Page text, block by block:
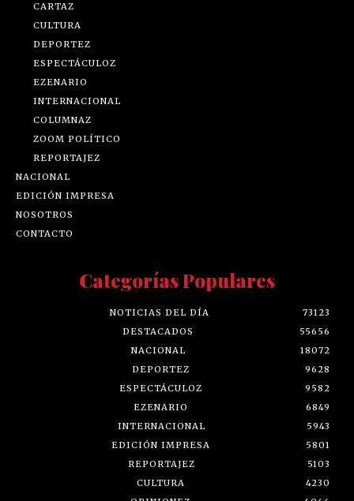
CARTAZ
CULTURA
DEPORTEZ
ESPECTÁCULOZ
EZENARIO
INTERNACIONAL
COLUMNAZ
ZOOM POLÍTICO
REPORTAJEZ
NACIONAL
EDICIÓN IMPRESA
NOSOTROS
CONTACTO
Categorías Populares
NOTICIAS DEL DÍA
73123
DESTACADOS
55656
NACIONAL
18072
DEPORTEZ
9628
ESPECTÁCULOZ
9582
EZENARIO
6849
INTERNACIONAL
5943
EDICIÓN IMPRESA
5801
REPORTAJEZ
5103
CULTURA
4230